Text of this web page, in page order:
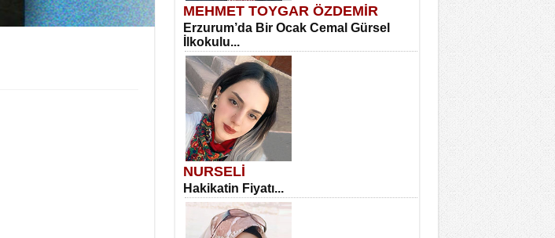
MEHMET TOYGAR ÖZDEMİR
Erzurum’da Bir Ocak Cemal Gürsel
İlkokulu...
NURSELİ
Hakikatin Fiyatı...